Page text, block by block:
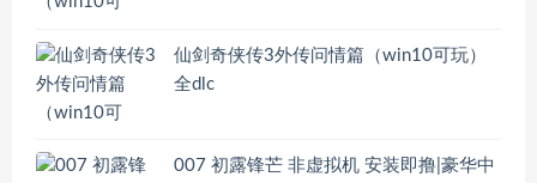
仙剑奇侠传3外传问情篇（win10可玩）
全dlc
007 初露锋芒 非虚拟机 安装即撸|豪华中